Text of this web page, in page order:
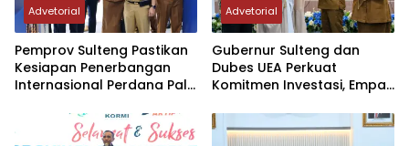
Advetorial
Pemprov Sulteng Pastikan
Kesiapan Penerbangan
Internasional Perdana Palu
Advetorial
Gubernur Sulteng dan
Dubes UEA Perkuat
Komitmen Investasi, Empat